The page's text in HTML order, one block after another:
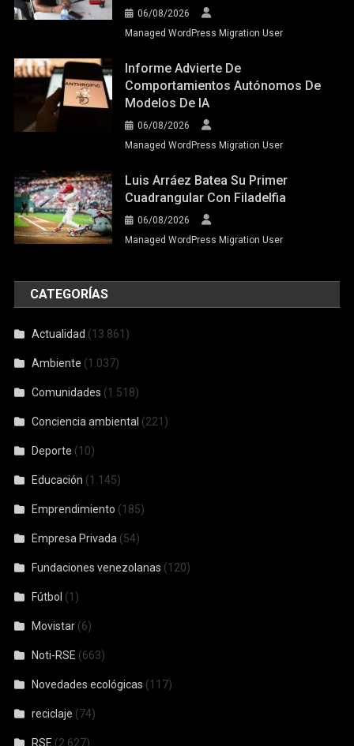
06/08/2026
Managed WordPress Migration User
Informe Advierte De
Comportamientos Autónomos De
Modelos De IA
06/08/2026
Managed WordPress Migration User
Luis Arráez Batea Su Primer
Cuadrangular Con Filadelfia
06/08/2026
Managed WordPress Migration User
CATEGORÍAS
Actualidad (13.861)
Ambiente (1.037)
Comunidades (1.518)
Conciencia ambiental (221)
Deporte (10)
Educación (1.145)
Emprendimiento (185)
Empresa Privada (54)
Fundaciones venezolanas (120)
Fútbol (1)
Movistar (6)
Noti-RSE (663)
Novedades ecológicas (117)
reciclaje (74)
RSE (2.627)